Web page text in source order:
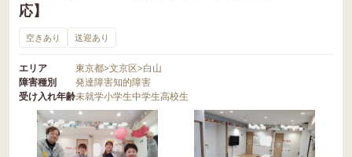
応】
空きあり 送迎あり
エリア 東京都>文京区>白山
障害種別
発達障害知的障害
受け入れ年齢未就学小学生中学生高校生